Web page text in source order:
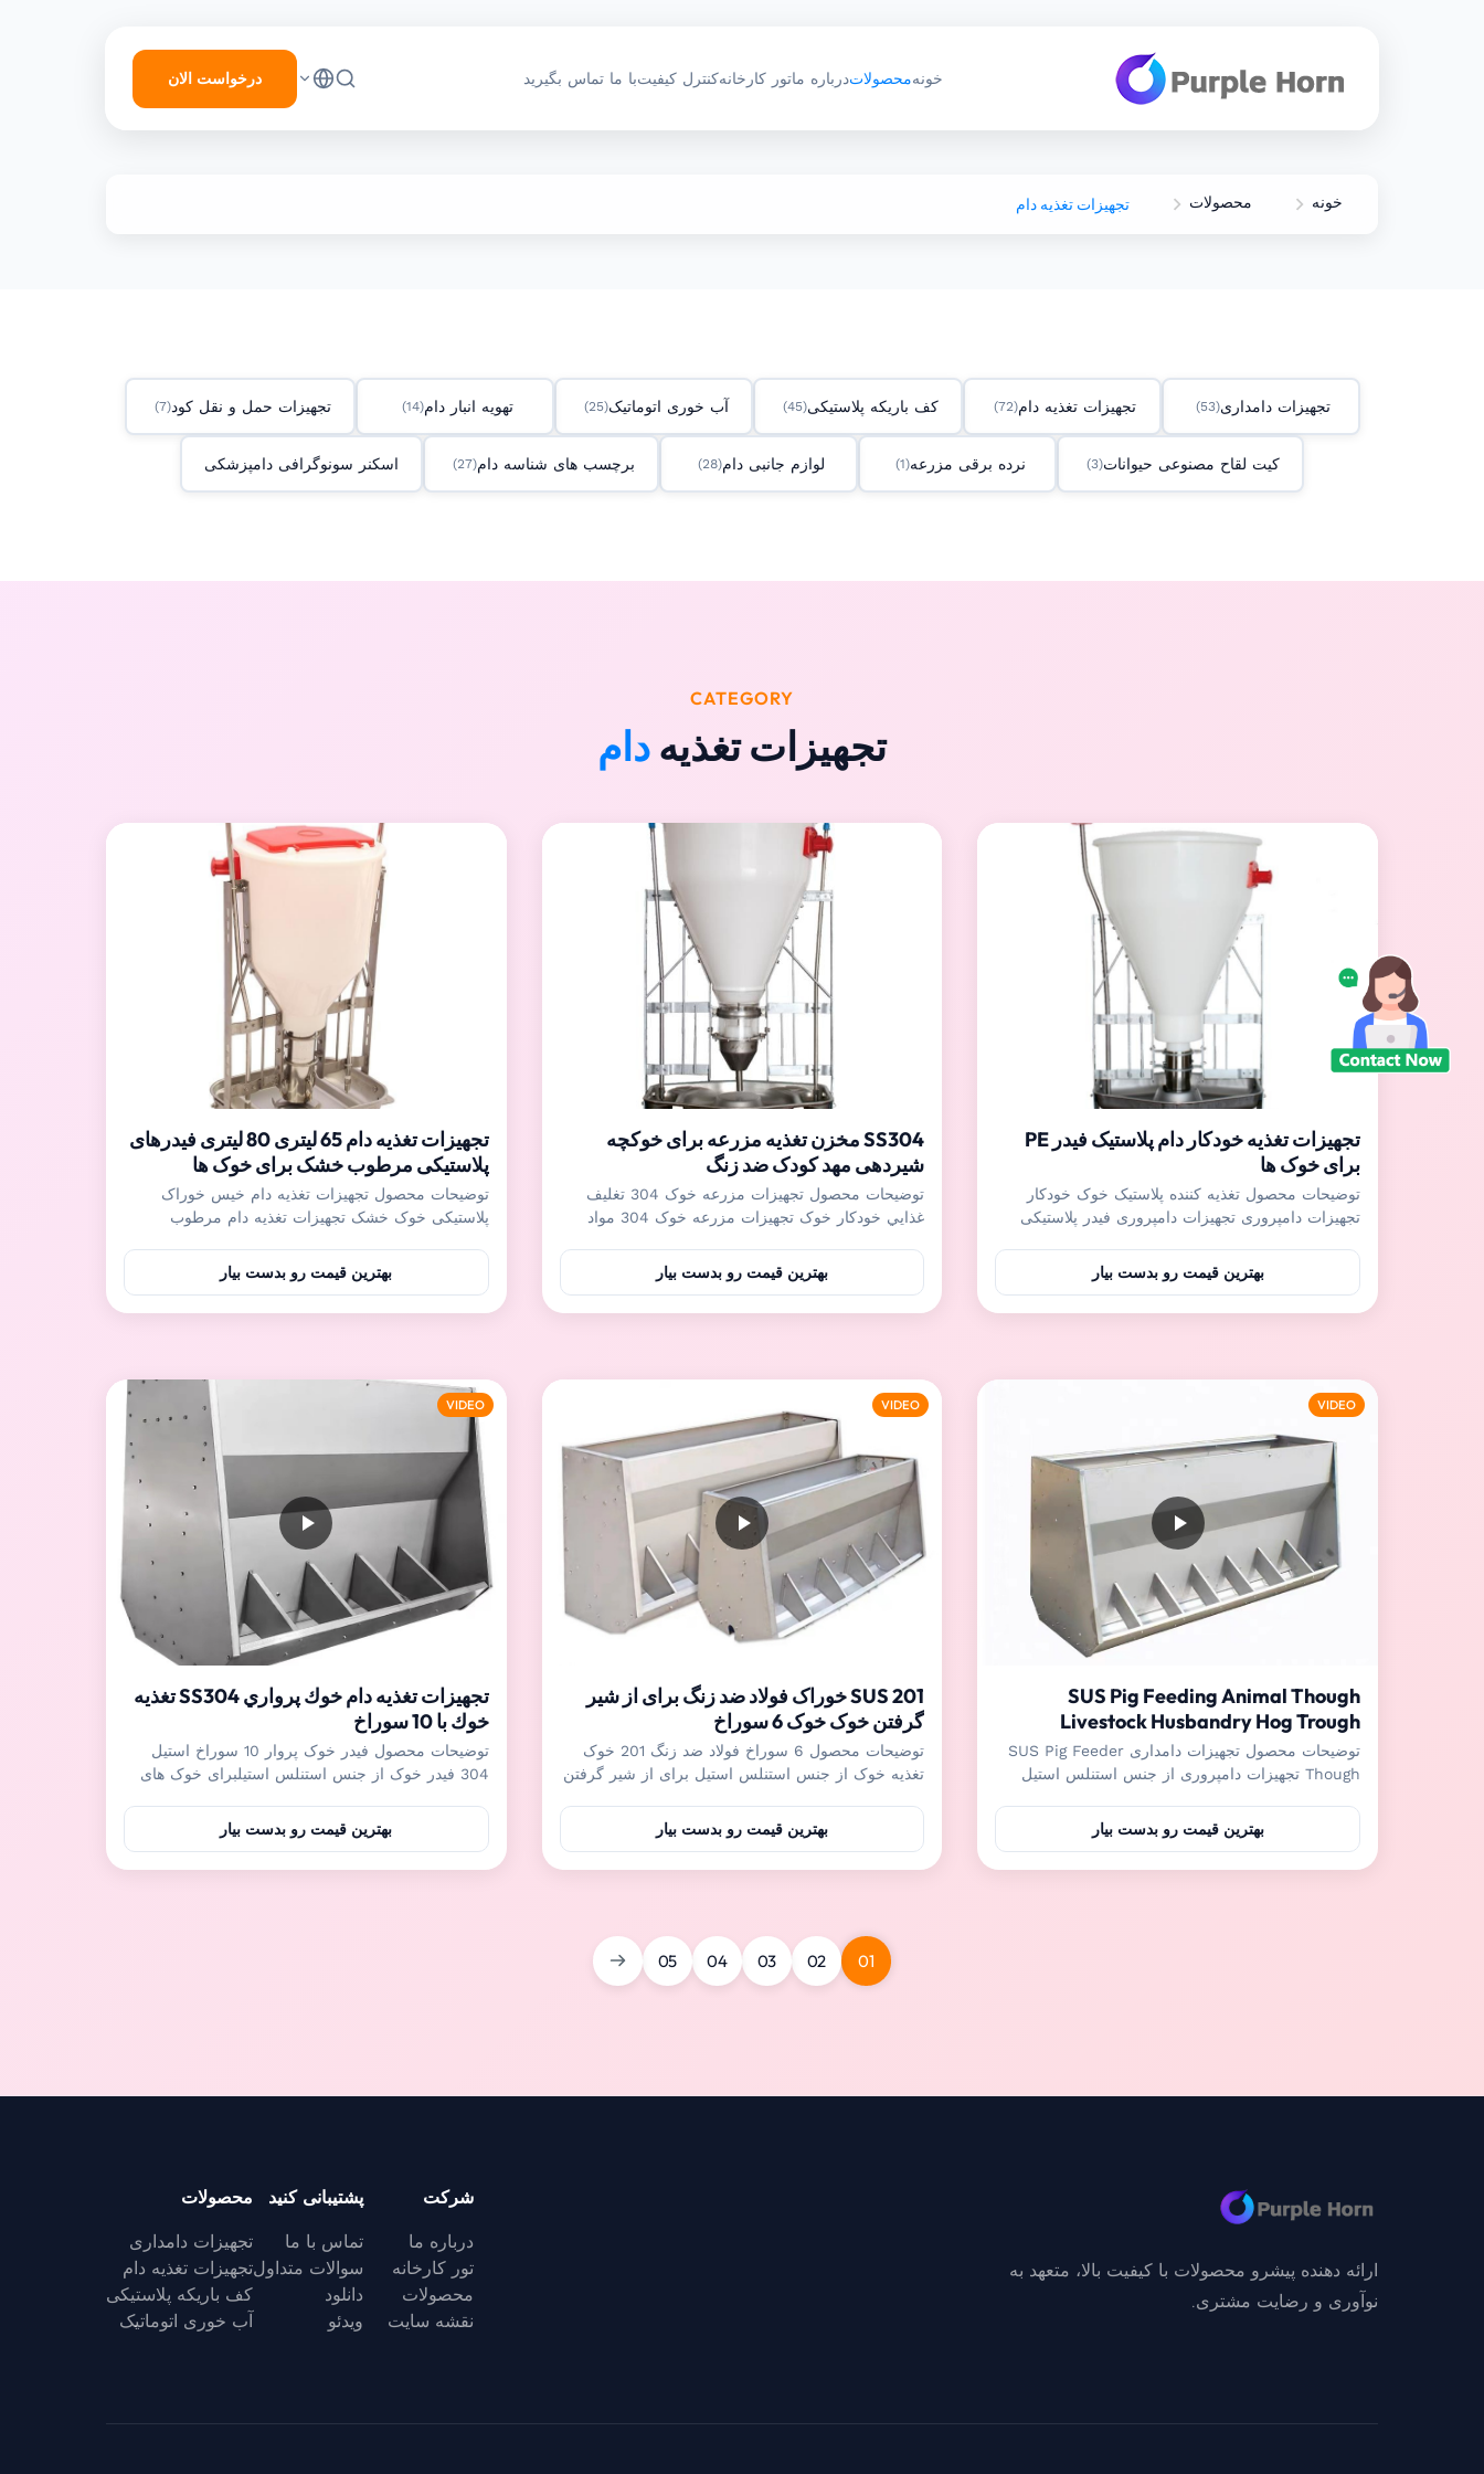
خونهمحصولاتدرباره ماتور کارخانهکنترل کیفیتبا ما تماس بگیرید درخواست الان
خونه محصولات تجهیزات تغذیه دام
تجهیزات دامداری(53) تجهیزات تغذیه دام(72) کف باریکه پلاستیکی(45) آب خوری اتوماتیک(25) تهویه انبار دام(14) تجهیزات حمل و نقل کود(7)
کیت لقاح مصنوعی حیوانات(3) نرده برقی مزرعه(1) لوازم جانبی دام(28) برچسب های شناسه دام(27) اسکنر سونوگرافی دامپزشکی
CATEGORY
تجهیزات تغذیه دام
تجهیزات تغذیه خودکار دام پلاستیک فیدر PE
برای خوک ها
توضیحات محصول تغذیه کننده پلاستیک خوک خودکار
تجهیزات دامپروری تجهیزات دامپروری فیدر پلاستیکی
های چاق کننده و تذهیب، و غیره، خوک های متعدد می
توانند در همان زمان بخورند، افزایش بهره وری
تغذیه.تنظیم کننده دقیق می تواند مقدار ریزش خوراک را
بهترین قیمت رو بدست بیار
SS304 مخزن تغذیه مزرعه برای خوکچه
شیردهی مهد کودک ضد زنگ
توضیحات محصول تجهيزات مزرعه خوک 304 تغليف
غذايي خودکار خوک تجهیزات مزرعه خوک 304 مواد
خوک های چاق کننده و تذهیب، و غیره، خوک های متعدد
می توانند در همان زمان بخورند، افزایش بهره وری
تغذیه.تنظیم کننده دقیق می تواند مقدار ریزش خوراک را
بهترین قیمت رو بدست بیار
تجهیزات تغذیه دام 65 لیتری 80 لیتری فیدرهای
پلاستیکی مرطوب خشک برای خوک ها
توضیحات محصول تجهیزات تغذیه دام خیس خوراک
پلاستیکی خوک خشک تجهیزات تغذیه دام مرطوب
کودک، خوک های چاق کننده و تذهیب، و غیره، خوک های
متعدد می توانند در همان زمان بخورند، افزایش بهره
وری تغذیه.تنظیم کننده دقیق می تواند مقدار ریزش
بهترین قیمت رو بدست بیار
VIDEO
SUS Pig Feeding Animal Though
Livestock Husbandry Hog Trough
Feeders
توضیحات محصول تجهیزات دامداری SUS Pig Feeder
Though تجهیزات دامپروری از جنس استنلس استیل
های تکمیلی و تذهیب و غیره است، خوک های متعدد می
توانند در همان زمان بدون جنگ بخورند.تنظیم کننده دقیق
می تواند مقدار ریزش خوراک را با توجه به نیاز خوک ها
بهترین قیمت رو بدست بیار
VIDEO
SUS 201 خوراک فولاد ضد زنگ برای از شیر
گرفتن خوک خوک 6 سوراخ
توضیحات محصول 6 سوراخ فولاد ضد زنگ 201 خوک
تغذیه خوک از جنس استنلس استیل برای از شیر گرفتن
است، چندین خوک می توانند به طور همزمان بدون جنگ
بخورند.تنظیم کننده دقیق می تواند مقدار ریزش خوراک
را با توجه به نیاز خوک ها تنظیم کند تا اطمینان حاصل
بهترین قیمت رو بدست بیار
VIDEO
تجهيزات تغذيه دام خوك پرواري SS304 تغذيه
خوك با 10 سوراخ
توضیحات محصول فیدر خوک پروار 10 سوراخ استیل
304 فیدر خوک از جنس استنلس استیلبرای خوک های
است، می تواند چندین خوک را به طور همزمان بدون
جنگ خوک تغذیه کند.تنظیم کننده دقیق داخلی می تواند
سرعت تغذیه را مطابق با نیاز خوک ها تنظیم کند تا
بهترین قیمت رو بدست بیار
01
02
03
04
05
ارائه دهنده پیشرو محصولات با کیفیت بالا، متعهد به
نوآوری و رضایت مشتری.
شرکت
درباره ما
تور کارخانه
محصولات
نقشه سایت
پشتیبانی کنید
تماس با ما
سوالات متداول
دانلود
ویدئو
محصولات
تجهیزات دامداری
تجهیزات تغذیه دام
کف باریکه پلاستیکی
آب خوری اتوماتیک